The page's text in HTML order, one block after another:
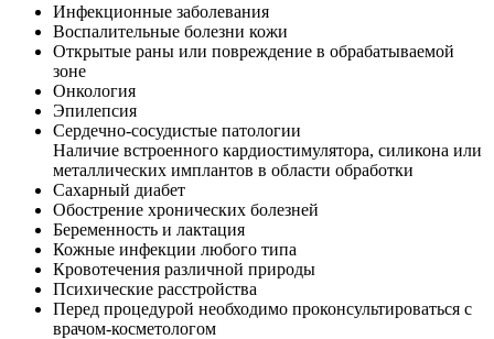
Инфекционные заболевания
Воспалительные болезни кожи
Открытые раны или повреждение в обрабатываемой
зоне
Онкология
Эпилепсия
Сердечно-сосудистые патологии
Наличие встроенного кардиостимулятора, силикона или
металлических имплантов в области обработки
Сахарный диабет
Обострение хронических болезней
Беременность и лактация
Кожные инфекции любого типа
Кровотечения различной природы
Психические расстройства
Перед процедурой необходимо проконсультироваться с
врачом-косметологом